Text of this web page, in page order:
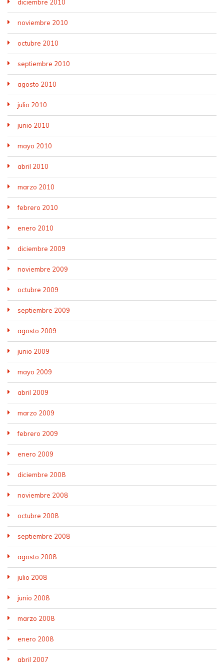
diciembre 2010
noviembre 2010
octubre 2010
septiembre 2010
agosto 2010
julio 2010
junio 2010
mayo 2010
abril 2010
marzo 2010
febrero 2010
enero 2010
diciembre 2009
noviembre 2009
octubre 2009
septiembre 2009
agosto 2009
junio 2009
mayo 2009
abril 2009
marzo 2009
febrero 2009
enero 2009
diciembre 2008
noviembre 2008
octubre 2008
septiembre 2008
agosto 2008
julio 2008
junio 2008
marzo 2008
enero 2008
abril 2007